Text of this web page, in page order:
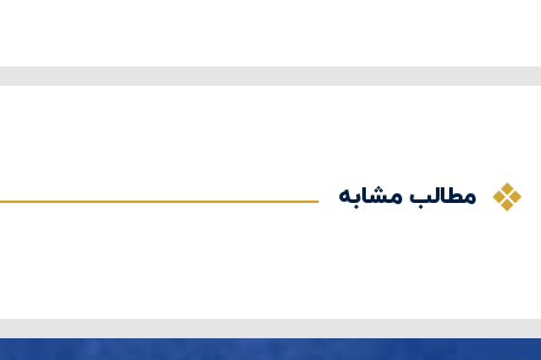
مطالب مشابه